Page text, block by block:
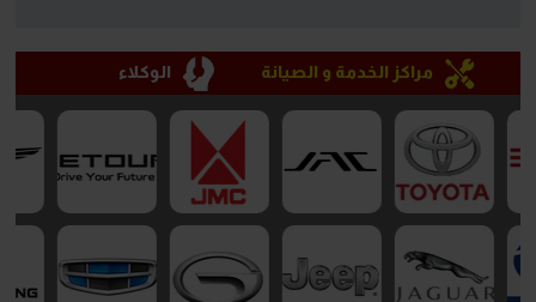
مراكز الخدمة و الصيانة الوكلاء